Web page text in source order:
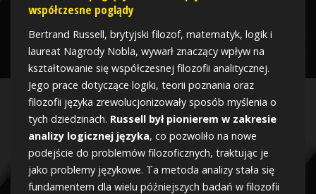
współczesne poglądy
Bertrand Russell, brytyjski filozof, matematyk, logik i
laureat Nagrody Nobla, wywarł znaczący wpływ na
kształtowanie się współczesnej filozofii analitycznej.
Jego prace dotyczące logiki, teorii poznania oraz
filozofii języka zrewolucjonizowały sposób myślenia o
tych dziedzinach. Russell był pionierem w zakresie
analizy logicznej języka, co pozwoliło na nowe
podejście do problemów filozoficznych, traktując je
jako problemy językowe. Ta metoda analizy stała się
fundamentem dla wielu późniejszych badań w filozofii